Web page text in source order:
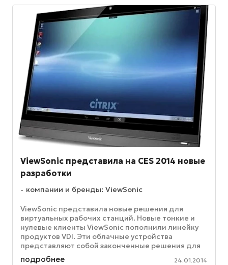
ViewSonic представила на CES 2014 новые
разработки
компании и бренды: ViewSonic
ViewSonic представила новые решения для
виртуальных рабочих станций. Новые тонкие и
нулевые клиенты ViewSonic пополнили линейку
продуктов VDI. Эти облачные устройства
представляют собой законченные решения для
компаний, стремящихся соответствовать ...
подробнее 24.01.2014